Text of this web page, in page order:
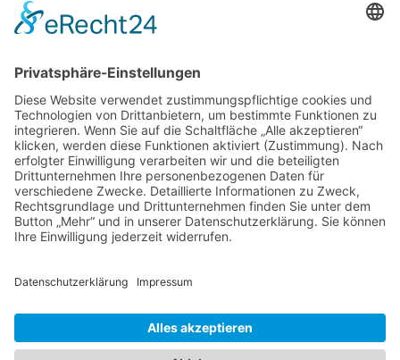
Band 28: Andrea Zeller
Eurorettung um jeden Preis?
Band 27: Thomas Jansen
Europa verstehen
Band 26: Andreas Öffner
Die Macht der Interessen
Band 25: Edmund Ratka
Deutschlands Mittelmeerpolitik
PDF-Flyer zur Schriftenreihe